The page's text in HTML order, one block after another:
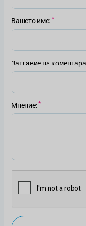
Вашето име
Заглавие на коментара
Мнение